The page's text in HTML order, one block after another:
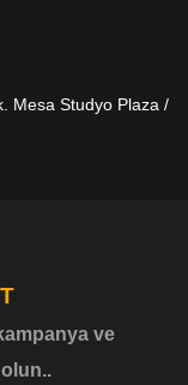
Mesa Studyo Plaza /
ve